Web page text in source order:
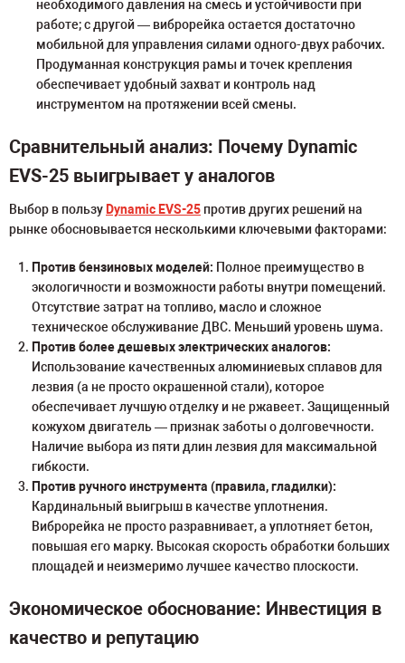
необходимого давления на смесь и устойчивости при
работе; с другой — виброрейка остается достаточно
мобильной для управления силами одного-двух рабочих.
Продуманная конструкция рамы и точек крепления
обеспечивает удобный захват и контроль над
инструментом на протяжении всей смены.
Сравнительный анализ: Почему Dynamic
EVS-25 выигрывает у аналогов
Выбор в пользу Dynamic EVS-25 против других решений на
рынке обосновывается несколькими ключевыми факторами:
Против бензиновых моделей: Полное преимущество в
экологичности и возможности работы внутри помещений.
Отсутствие затрат на топливо, масло и сложное
техническое обслуживание ДВС. Меньший уровень шума.
Против более дешевых электрических аналогов:
Использование качественных алюминиевых сплавов для
лезвия (а не просто окрашенной стали), которое
обеспечивает лучшую отделку и не ржавеет. Защищенный
кожухом двигатель — признак заботы о долговечности.
Наличие выбора из пяти длин лезвия для максимальной
гибкости.
Против ручного инструмента (правила, гладилки):
Кардинальный выигрыш в качестве уплотнения.
Виброрейка не просто разравнивает, а уплотняет бетон,
повышая его марку. Высокая скорость обработки больших
площадей и неизмеримо лучшее качество плоскости.
Экономическое обоснование: Инвестиция в
качество и репутацию